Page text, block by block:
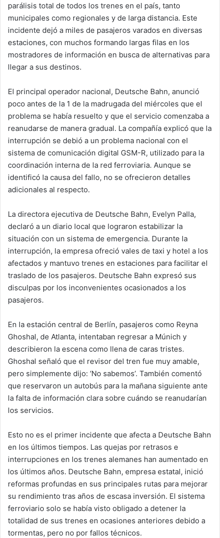
parálisis total de todos los trenes en el país, tanto
municipales como regionales y de larga distancia. Este
incidente dejó a miles de pasajeros varados en diversas
estaciones, con muchos formando largas filas en los
mostradores de información en busca de alternativas para
llegar a sus destinos.
El principal operador nacional, Deutsche Bahn, anunció
poco antes de la 1 de la madrugada del miércoles que el
problema se había resuelto y que el servicio comenzaba a
reanudarse de manera gradual. La compañía explicó que la
interrupción se debió a un problema nacional con el
sistema de comunicación digital GSM-R, utilizado para la
coordinación interna de la red ferroviaria. Aunque se
identificó la causa del fallo, no se ofrecieron detalles
adicionales al respecto.
La directora ejecutiva de Deutsche Bahn, Evelyn Palla,
declaró a un diario local que lograron estabilizar la
situación con un sistema de emergencia. Durante la
interrupción, la empresa ofreció vales de taxi y hotel a los
afectados y mantuvo trenes en estaciones para facilitar el
traslado de los pasajeros. Deutsche Bahn expresó sus
disculpas por los inconvenientes ocasionados a los
pasajeros.
En la estación central de Berlín, pasajeros como Reyna
Ghoshal, de Atlanta, intentaban regresar a Múnich y
describieron la escena como llena de caras tristes.
Ghoshal señaló que el revisor del tren fue muy amable,
pero simplemente dijo: ‘No sabemos’. También comentó
que reservaron un autobús para la mañana siguiente ante
la falta de información clara sobre cuándo se reanudarían
los servicios.
Esto no es el primer incidente que afecta a Deutsche Bahn
en los últimos tiempos. Las quejas por retrasos e
interrupciones en los trenes alemanes han aumentado en
los últimos años. Deutsche Bahn, empresa estatal, inició
reformas profundas en sus principales rutas para mejorar
su rendimiento tras años de escasa inversión. El sistema
ferroviario solo se había visto obligado a detener la
totalidad de sus trenes en ocasiones anteriores debido a
tormentas, pero no por fallos técnicos.